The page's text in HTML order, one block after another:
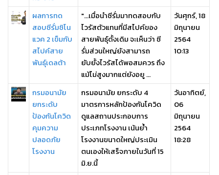
ผลการทด
สอบซีรั่มซิโน
แวค 2 เข็มกับ
สไปค์สาย
พันธุ์เดลต้า
"...เมื่อนำซีรั่มมาทดสอบกับ
ไวรัสตัวแทนที่มีสไปค์ของ
สายพันธุ์ดั้งเดิม จะเห็นว่า ซี
รั่มส่วนใหญ่ยังสามารถ
ยับยั้งไวรัสได้พอสมควร ถึง
แม้ไม่สูงมากแต่ยังอยู ...
วันศุกร์, 18
มิถุนายน
2564
10:13
กรมอนามัย
ยกระดับ
ป้องกันโควิด
คุมความ
ปลอดภัย
โรงงาน
กรมอนามัย ยกระดับ 4
มาตรการหลักป้องกันโควิด
ดูแลสถานประกอบการ
ประเภทโรงงาน เน้นย้ำ
โรงงานขนาดใหญ่ประเมิน
ตนเองให้เสร็จภายในวันที่ 15
มิ.ย.นี้
วันอาทิตย์,
06
มิถุนายน
2564
18:28